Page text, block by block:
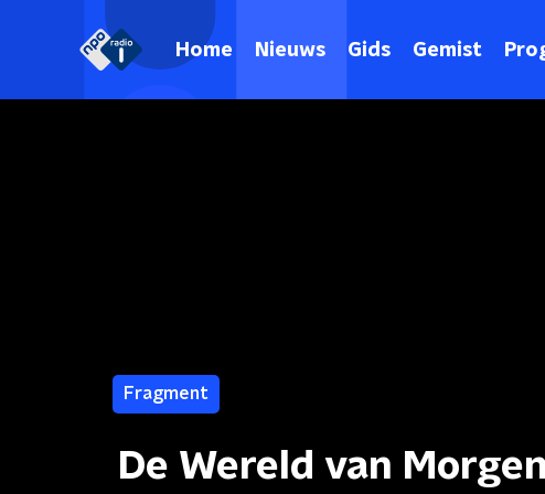
Home Nieuws Gids Gemist
Fragment
De Wereld van